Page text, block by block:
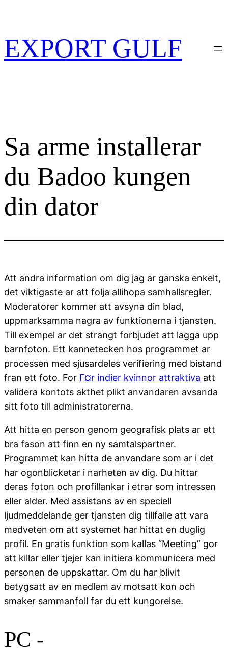
content
EXPORT GULF
Sa arme installerar
du Badoo kungen
din dator
Att andra information om dig jag ar ganska enkelt,
det viktigaste ar att folja allihopa samhallsregler.
Moderatorer kommer att avsyna din blad,
uppmarksamma nagra av funktionerna i tjansten.
Till exempel ar det strangt forbjudet att lagga upp
barnfoton. Ett kannetecken hos programmet ar
processen med sjusardeles verifiering med bistand
fran ett foto. For Г¤r indier kvinnor attraktiva att
validera kontots akthet plikt anvandaren avsanda
sitt foto till administratorerna.
Att hitta en person genom geografisk plats ar ett
bra fason att finn en ny samtalspartner.
Programmet kan hitta de anvandare som ar i det
har ogonblicketar i narheten av dig. Du hittar
deras foton och profillankar i etrar som intressen
eller alder. Med assistans av en speciell
ljudmeddelande ger tjansten dig tillfalle att vara
medveten om att systemet har hittat en duglig
profil. En gratis funktion som kallas “Meeting” gor
att killar eller tjejer kan initiera kommunicera med
personen de uppskattar. Om du har blivit
betygsatt av en medlem av motsatt kon och
smaker sammanfoll far du ett kungorelse.
PC -